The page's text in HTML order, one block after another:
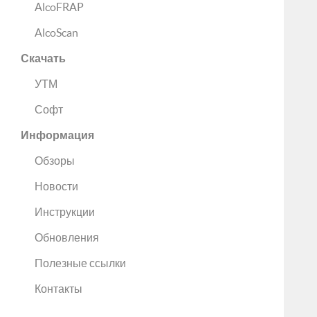
AlcoFRAP
AlcoScan
Скачать
УТМ
Софт
Информация
Обзоры
Новости
Инструкции
Обновления
Полезные ссылки
Контакты